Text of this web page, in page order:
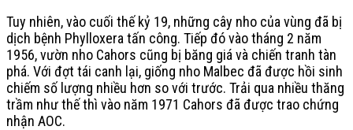
Tuy nhiên, vào cuối thế kỷ 19, những cây nho của vùng đã bị
dịch bệnh Phylloxera tấn công. Tiếp đó vào tháng 2 năm
1956, vườn nho Cahors cũng bị băng giá và chiến tranh tàn
phá. Với đợt tái canh lại, giống nho Malbec đã được hồi sinh
chiếm số lượng nhiều hơn so với trước. Trải qua nhiều thăng
trầm như thế thì vào năm 1971 Cahors đã được trao chứng
nhận AOC.